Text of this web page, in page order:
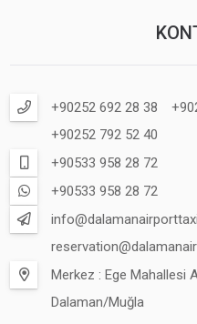
+90252 692 28 38
+90252 792 52 40
+90533 958 28 72
+90533 958 28 72
Merkez : Ege Mahallesi
Dalaman/Muğla